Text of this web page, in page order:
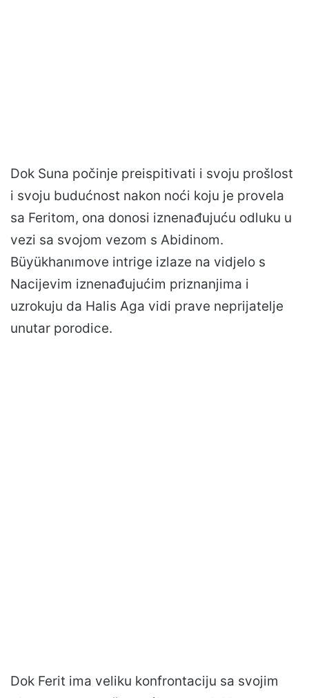
Dok Suna počinje preispitivati ​​i svoju prošlost
i svoju budućnost nakon noći koju je provela
sa Feritom, ona donosi iznenađujuću odluku u
vezi sa svojom vezom s Abidinom.
Büyükhanımove intrige izlaze na vidjelo s
Nacijevim iznenađujućim priznanjima i
uzrokuju da Halis Aga vidi prave neprijatelje
unutar porodice.
Dok Ferit ima veliku konfrontaciju sa svojim